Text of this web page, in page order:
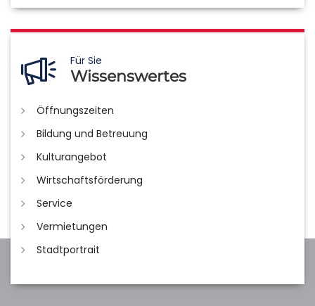
Für Sie
Wissenswertes
Öffnungszeiten
Bildung und Betreuung
Kulturangebot
Wirtschaftsförderung
Service
Vermietungen
Stadtportrait